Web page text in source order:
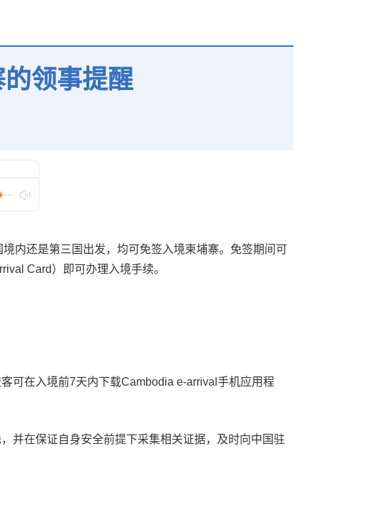
领事提醒
还是第三国出发，均可免签入境柬埔寨。免签期间可
Card）即可办理入境手续。
在入境前7天内下载Cambodia e-arrival手机应用程
在保证自身安全前提下采集相关证据，及时向中国驻